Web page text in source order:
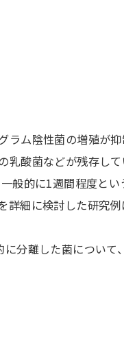
ラム陰性菌の増殖が
酸菌などが残存し
般的に1週間程度と
細に検討した研究
分離した菌について